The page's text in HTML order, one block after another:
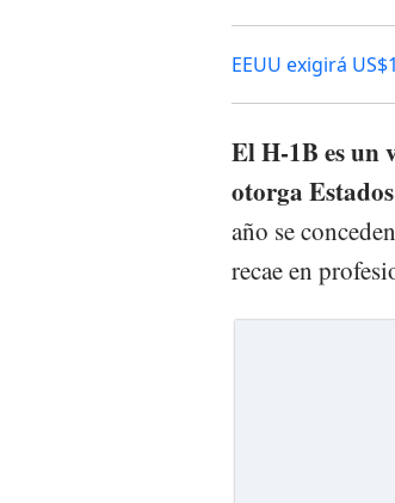
EEUU exigirá
El H-1B es un
otorga
año se
recae en